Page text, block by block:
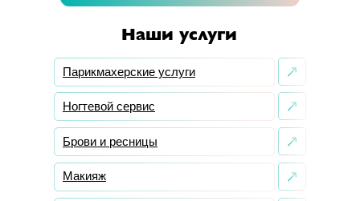
Парикмахерские услуги
Макияж
Ногтевой сервис
Брови и ресницы
Наши услуги